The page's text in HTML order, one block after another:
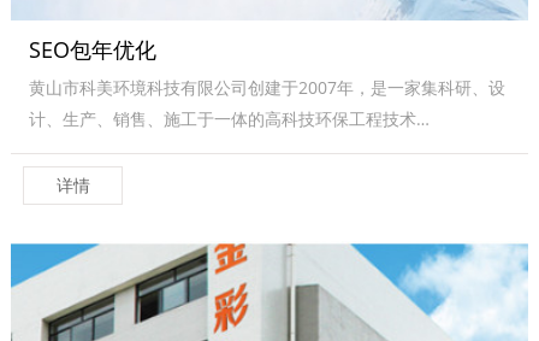
SEO包年优化
黄山市科美环境科技有限公司创建于2007年，是一家集科研、设
计、生产、销售、施工于一体的高科技环保工程技术…
详情